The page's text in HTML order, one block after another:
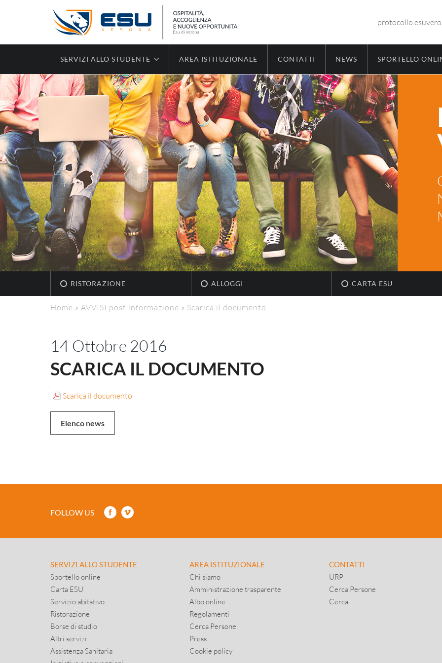
SERVIZI ALLO STUDENTE AREA ISTITUZIONALE CONTATTI NEWS SPORTELLO
RISTORAZIONE ALLOGGI CARTA ESU
Home » AVVISI post informazione » Scarica il documento
14 Ottobre 2016
SCARICA IL DOCUMENTO
Scarica il documento
Elenco news
FOLLOW US
SERVIZI ALLO STUDENTE
Sportello online
Carta ESU
Servizio abitativo
Ristorazione
Borse di studio
Altri servizi
Assistenza Sanitaria
AREA ISTITUZIONALE
Chi siamo
Amministrazione trasparente
Albo online
Regolamenti
Cerca Persone
Press
Cookie policy
CONTATTI
URP
Cerca Persone
Cerca